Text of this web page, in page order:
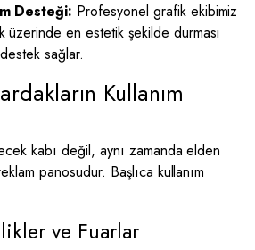
Desteği: Profesyonel grafik ekibimiz
üzerinde en estetik şekilde durması
sağlar.
Kullanım
kabı değil, aynı zamanda elden
panosudur. Başlıca kullanım
ve Fuarlar